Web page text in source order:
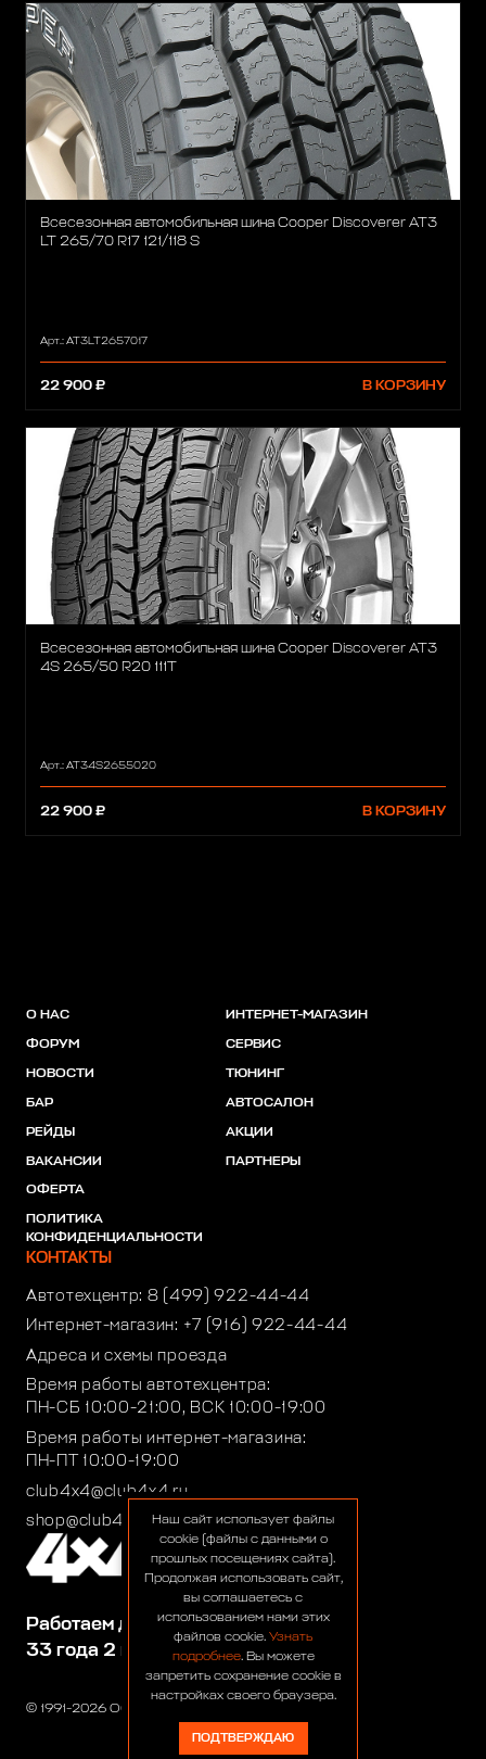
Всесезонная автомобильная шина Cooper Discoverer AT3
LT 265/70 R17 121/118 S
Арт.: AT3LT2657017
22 900 ₽ В КОРЗИНУ
Всесезонная автомобильная шина Cooper Discoverer AT3
4S 265/50 R20 111T
Арт.: AT34S2655020
22 900 ₽ В КОРЗИНУ
© 1991-2026 ООО «Сервис 4х4»
Работаем для вас:
33 года 2 месяца 23 дня
О НАС
ФОРУМ
НОВОСТИ
БАР
РЕЙДЫ
ВАКАНСИИ
ОФЕРТА
ПОЛИТИКА
КОНФИДЕНЦИАЛЬНОСТИ
ИНТЕРНЕТ-МАГАЗИН
СЕРВИС
ТЮНИНГ
АВТОСАЛОН
АКЦИИ
ПАРТНЕРЫ
КОНТАКТЫ
Автотехцентр: 8 (499) 922-44-44
Интернет-магазин: +7 (916) 922-44-44
Адреса и схемы проезда
Время работы автотехцентра:
ПН-СБ 10:00-21:00, ВСК 10:00-19:00
Время работы интернет-магазина:
ПН-ПТ 10:00-19:00
club4x4@club4x4.ru
shop@club4x4.ruНаш сайт использует файлы
cookie (файлы с данными о
прошлых посещениях сайта).
Продолжая использовать сайт,
вы соглашаетесь с
использованием нами этих
файлов cookie. Узнать
подробнее. Вы можете
запретить сохранение cookie в
настройках своего браузера.
ПОДТВЕРЖДАЮ